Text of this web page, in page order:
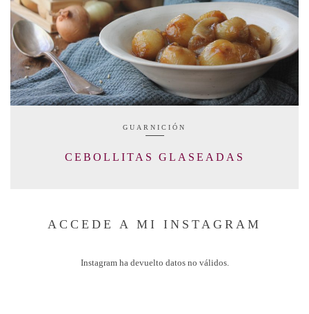
GUARNICIÓN
CEBOLLITAS GLASEADAS
ACCEDE A MI INSTAGRAM
Instagram ha devuelto datos no válidos.